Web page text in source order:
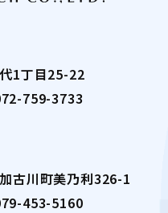
1丁目25-22
759-3733
古川町美乃利326-1
453-5160